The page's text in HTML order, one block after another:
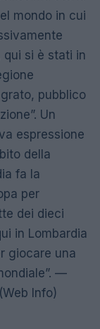
mondo in cui
si è stati in
pubblico
Un
espressione
della
fa la
per
dei dieci
in Lombardia
giocare una
—
(Web Info)